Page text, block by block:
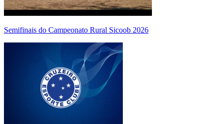
Semifinais do Campeonato Rural Sicoob 2026